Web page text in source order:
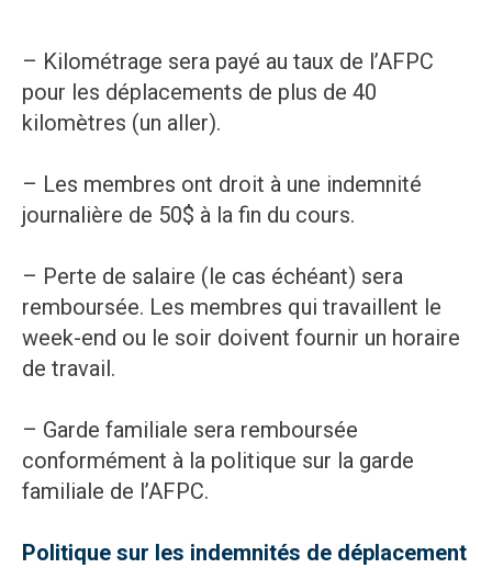
– Kilométrage sera payé au taux de l’AFPC
pour les déplacements de plus de 40
kilomètres (un aller).
– Les membres ont droit à une indemnité
journalière de 50$ à la fin du cours.
– Perte de salaire (le cas échéant) sera
remboursée. Les membres qui travaillent le
week-end ou le soir doivent fournir un horaire
de travail.
– Garde familiale sera remboursée
conformément à la politique sur la garde
familiale de l’AFPC.
Politique sur les indemnités de déplacement